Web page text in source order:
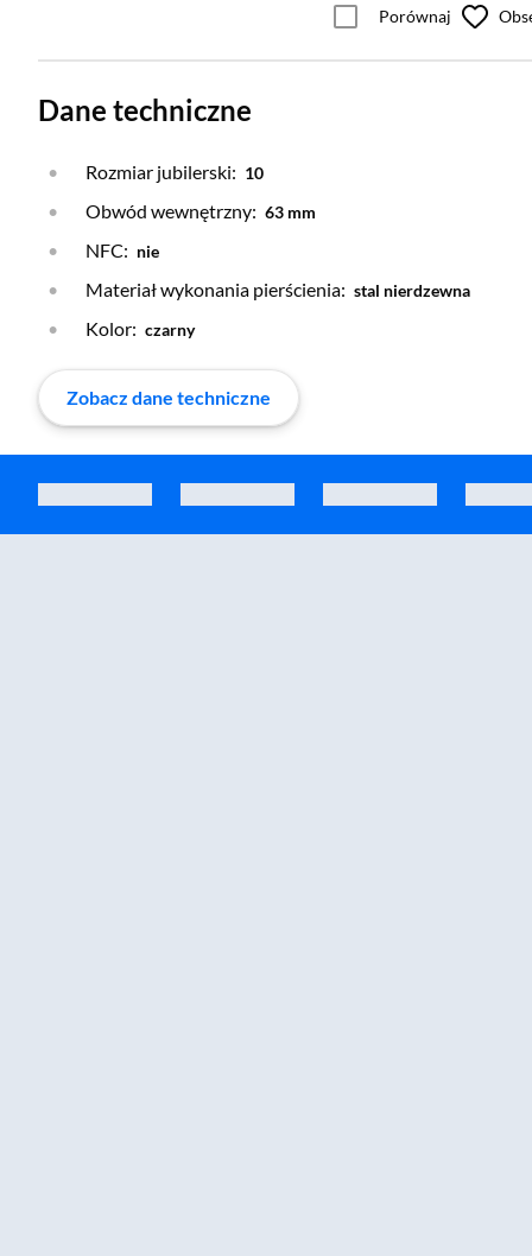
Porównaj
Dane techniczne
Rozmiar jubilerski: 10
Obwód wewnętrzny: 63 mm
NFC: nie
Materiał wykonania pierścienia: stal nierdzewna
Kolor: czarny
Zobacz dane techniczne